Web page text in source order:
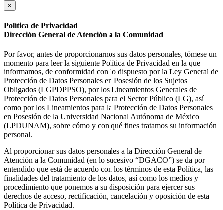
×
Política de Privacidad
Dirección General de Atención a la Comunidad
Por favor, antes de proporcionarnos sus datos personales, tómese un
momento para leer la siguiente Política de Privacidad en la que
informamos, de conformidad con lo dispuesto por la Ley General de
Protección de Datos Personales en Posesión de los Sujetos
Obligados (LGPDPPSO), por los Lineamientos Generales de
Protección de Datos Personales para el Sector Público (LG), así
como por los Lineamientos para la Protección de Datos Personales
en Posesión de la Universidad Nacional Autónoma de México
(LPDUNAM), sobre cómo y con qué fines tratamos su información
personal.
Al proporcionar sus datos personales a la Dirección General de
Atención a la Comunidad (en lo sucesivo “DGACO”) se da por
entendido que está de acuerdo con los términos de esta Política, las
finalidades del tratamiento de los datos, así como los medios y
procedimiento que ponemos a su disposición para ejercer sus
derechos de acceso, rectificación, cancelación y oposición de esta
Política de Privacidad.